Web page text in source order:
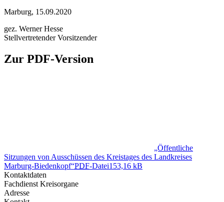
Marburg, 15.09.2020
gez. Werner Hesse
Stellvertretender Vorsitzender
Zur PDF-Version
„Öffentliche
Sitzungen von Ausschüssen des Kreistages des Landkreises
Marburg-Biedenkopf“PDF-Datei153,16 kB
Kontaktdaten
Fachdienst Kreisorgane
Adresse